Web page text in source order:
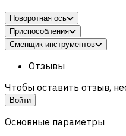
Поворотная ось
Приспособления
Сменщик инструментов
Отзывы
Чтобы оставить отзыв,
Войти
Основные параметры